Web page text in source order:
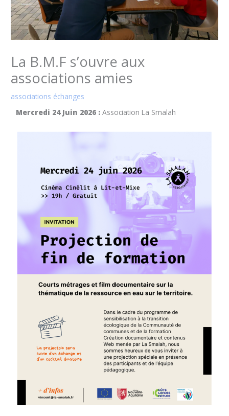
La B.M.F s’ouvre aux
associations amies
associations échanges
Mercredi 24 Juin 2026 :Association La Smalah